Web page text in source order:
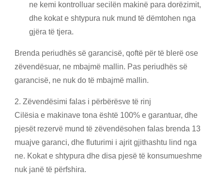
ne kemi kontrolluar secilën makinë para dorëzimit,
dhe kokat e shtypura nuk mund të dëmtohen nga
gjëra të tjera.
Brenda periudhës së garancisë, qoftë për të blerë ose
zëvendësuar, ne mbajmë mallin. Pas periudhës së
garancisë, ne nuk do të mbajmë mallin.
2. Zëvendësimi falas i përbërësve të rinj
Cilësia e makinave tona është 100% e garantuar, dhe
pjesët rezervë mund të zëvendësohen falas brenda 13
muajve garanci, dhe fluturimi i ajrit gjithashtu lind nga
ne. Kokat e shtypura dhe disa pjesë të konsumueshme
nuk janë të përfshira.